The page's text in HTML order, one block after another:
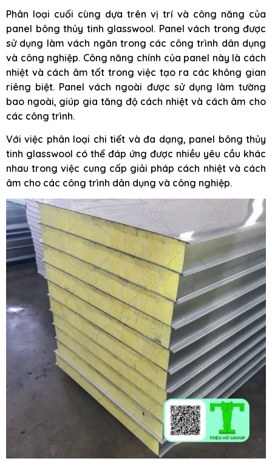
Phân loại cuối cùng dựa trên vị trí và công năng của
panel bông thủy tinh glasswool. Panel vách trong được
sử dụng làm vách ngăn trong các công trình dân dụng
và công nghiệp. Công năng chính của panel này là cách
nhiệt và cách âm tốt trong việc tạo ra các không gian
riêng biệt. Panel vách ngoài được sử dụng làm tường
bao ngoài, giúp gia tăng độ cách nhiệt và cách âm cho
các công trình.
Với việc phân loại chi tiết và đa dạng, panel bông thủy
tinh glasswool có thể đáp ứng được nhiều yêu cầu khác
nhau trong việc cung cấp giải pháp cách nhiệt và cách
âm cho các công trình dân dụng và công nghiệp.